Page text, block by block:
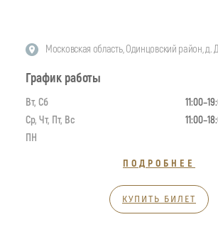
Московская область, Одинцовский район, д.
График работы
Вт, Сб
Ср, Чт, Пт, Вс
ПН
ПОДРОБНЕЕ
КУПИТЬ БИЛЕТ